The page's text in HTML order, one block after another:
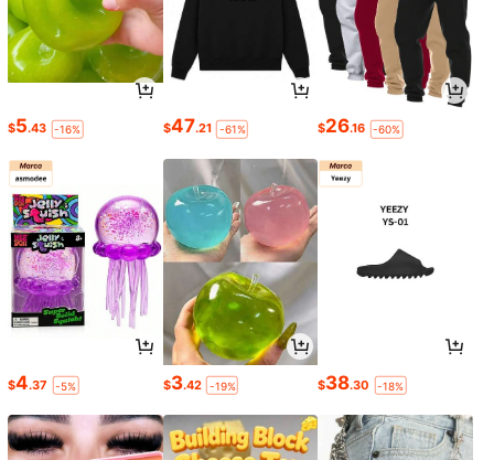
$5.43 -16% $47.21 -61% $26.16 -60%
$4.37 -5% $3.42 -19% $38.30 -18%